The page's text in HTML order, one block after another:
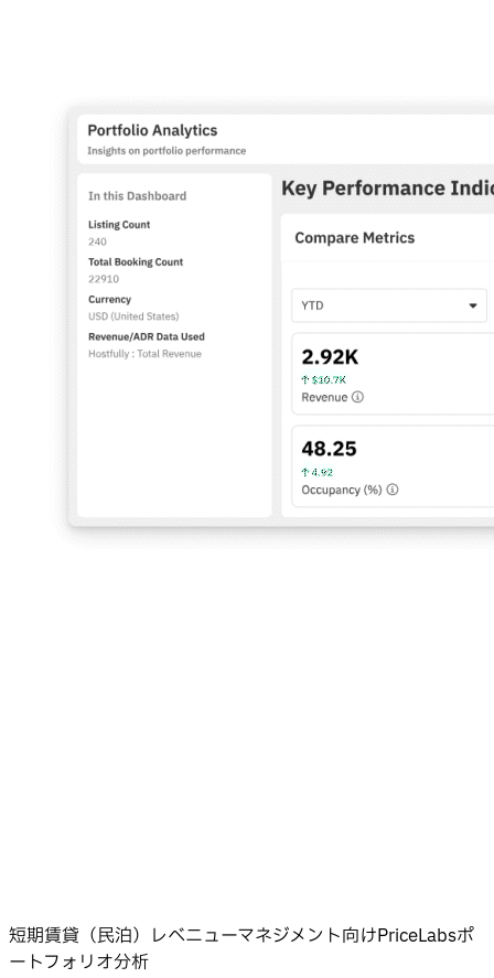
短期賃貸（民泊）レベニューマネジメント向けPriceLabsポ
ートフォリオ分析